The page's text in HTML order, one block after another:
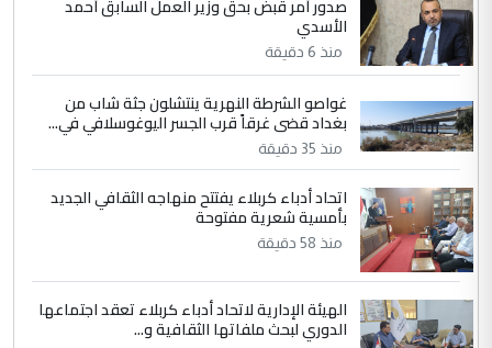
إكمال دراستي داخل ...
الموضوع :
السعودية توافق على الاستمرار في
إعطاء 100 منحة دراسية للطلبة العراقيين في
جامعاتها سنويا
التعليق : نحن اباء الطلاب الأوائل على العراق
نتشرف بلقاء السيد احمد الصافي في العتبات
الحسنية لزرع ...
الموضوع :مكتب السيد احمد الصافي : لا يوجود
لدينا اي حساب على الفيس بوك وتويتر
صدور أمر قبض بحق وزير العمل السابق أحمد
الأسدي
منذ 6 دقيقة
غواصو الشرطة النهرية ينتشلون جثة شاب من
بغداد قضى غرقاً قرب الجسر اليوغوسلافي في...
منذ 35 دقيقة
اتحاد أدباء كربلاء يفتتح منهاجه الثقافي الجديد
بأمسية شعرية مفتوحة
منذ 58 دقيقة
الهيئة الإدارية لاتحاد أدباء كربلاء تعقد اجتماعها
الدوري لبحث ملفاتها الثقافية و...